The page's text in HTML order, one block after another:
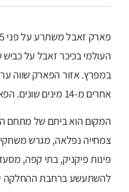
העולמי בכיכר זאבל על
אחרים מ-14 מינים שונים. הפארק מחולק לחלקים, עם גשרים להולכי רגל המחברים ביניהם.
המקום הוא ביתם של מתחם
צמחייה נפלאה, מגרש
פינות פיקניק, בתי קפה,
להשתעשע ברחבת ההחלקה